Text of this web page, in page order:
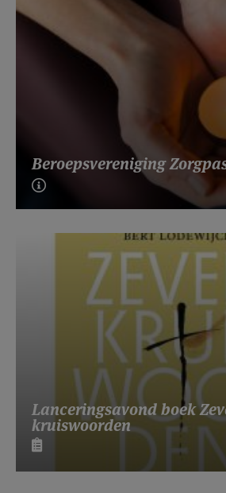
Beroepsvereniging
Lanceringsavond boek
kruiswoorden